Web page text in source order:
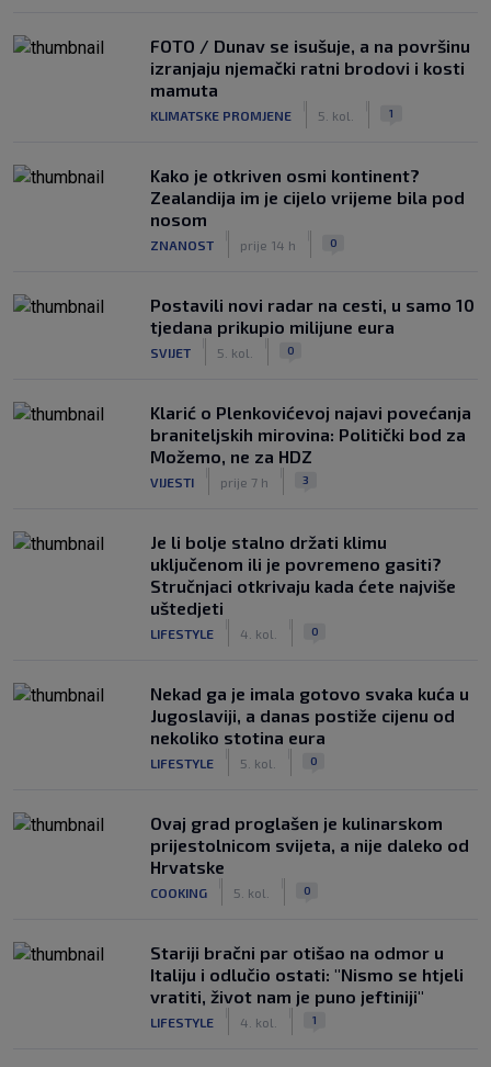
FOTO / Dunav se isušuje, a na površinu
izranjaju njemački ratni brodovi i kosti
mamuta
KLIMATSKE PROMJENE 5. kol. 1
Kako je otkriven osmi kontinent?
Zealandija im je cijelo vrijeme bila pod
nosom
ZNANOST prije 14 h 0
Postavili novi radar na cesti, u samo 10
tjedana prikupio milijune eura
SVIJET 5. kol. 0
Klarić o Plenkovićevoj najavi povećanja
braniteljskih mirovina: Politički bod za
Možemo, ne za HDZ
VIJESTI prije 7 h 3
Je li bolje stalno držati klimu
uključenom ili je povremeno gasiti?
Stručnjaci otkrivaju kada ćete najviše
uštedjeti
LIFESTYLE 4. kol. 0
Nekad ga je imala gotovo svaka kuća u
Jugoslaviji, a danas postiže cijenu od
nekoliko stotina eura
LIFESTYLE 5. kol. 0
Ovaj grad proglašen je kulinarskom
prijestolnicom svijeta, a nije daleko od
Hrvatske
COOKING 5. kol. 0
Stariji bračni par otišao na odmor u
Italiju i odlučio ostati: "Nismo se htjeli
vratiti, život nam je puno jeftiniji"
LIFESTYLE 4. kol. 1